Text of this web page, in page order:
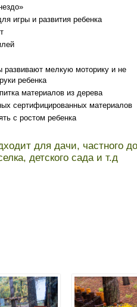
игры и развития ребенка
развивают мелкую моторику и не
ребенка
материалов из дерева
сертифицированных материалов
с ростом ребенка
для дачи, частного
детского сада и т.д